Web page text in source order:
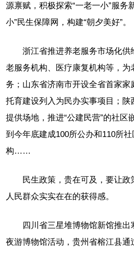
源禀赋，积极探索“一老一小”服务
小”民生保障网，构建“朝夕美好”。
浙江省推进养老服务市场化供
老服务机构、医疗康复机构等，为
务；山东省济南市开设全省首家家
托育建设列入为民办实事项目；陕
提供场地，推进“公建民营”的社区
到今年底建成100所公办和110所
构……
民生政策，贵在可及，要让政
人民群众实实在在的获得感。
四川省三星堆博物馆新馆推出
夜游博物馆活动，贵州省榕江县通